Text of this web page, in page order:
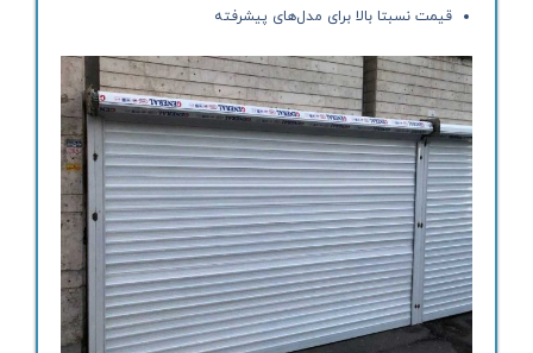
قیمت نسبتا بالا برای مدل‌های پیشرفته